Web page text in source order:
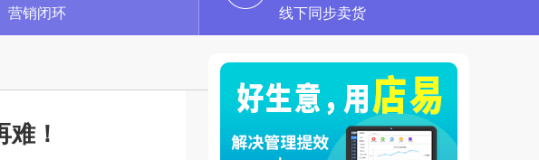
营销闭环
线下同步卖货
！